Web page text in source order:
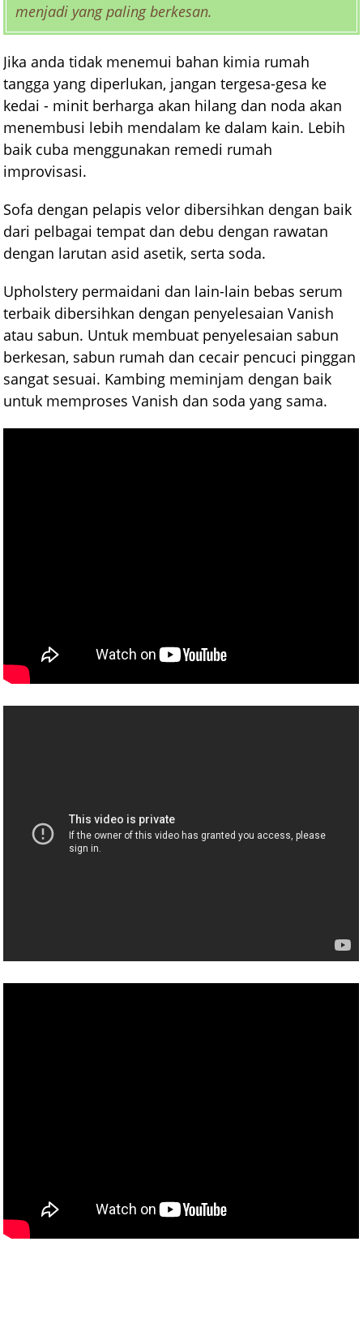
menjadi yang paling berkesan.
Jika anda tidak menemui bahan kimia rumah
tangga yang diperlukan, jangan tergesa-gesa ke
kedai - minit berharga akan hilang dan noda akan
menembusi lebih mendalam ke dalam kain. Lebih
baik cuba menggunakan remedi rumah
improvisasi.
Sofa dengan pelapis velor dibersihkan dengan baik
dari pelbagai tempat dan debu dengan rawatan
dengan larutan asid asetik, serta soda.
Upholstery permaidani dan lain-lain bebas serum
terbaik dibersihkan dengan penyelesaian Vanish
atau sabun. Untuk membuat penyelesaian sabun
berkesan, sabun rumah dan cecair pencuci pinggan
sangat sesuai. Kambing meminjam dengan baik
untuk memproses Vanish dan soda yang sama.